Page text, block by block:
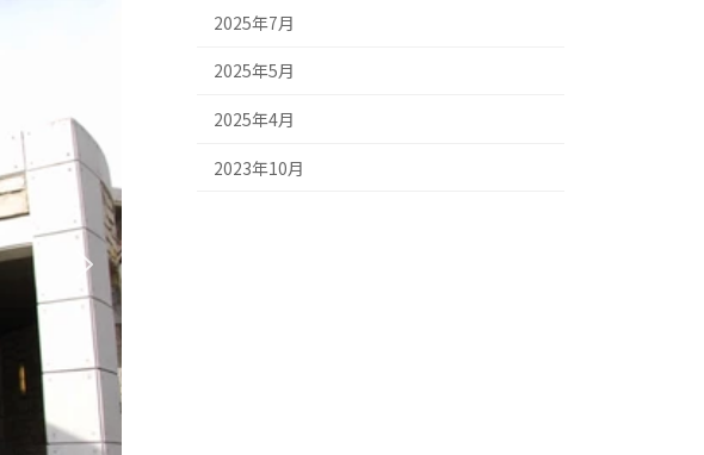
2025年7月
2025年5月
2025年4月
2023年10月